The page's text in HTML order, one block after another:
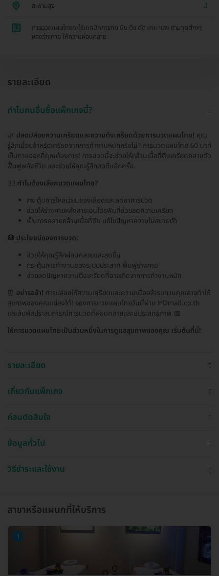
สะพานสูง
1
การนวดแผนไทยจะใช้เทคนิคการกด บีบ ดึง ดัด เคาะ ฯลฯ ตามจุดต่างๆ
ของร่างกาย ให้ความผ่อนคลาย
รายละเอียด
ทำไมคนอื่นซื้อแพ็กเกจนี้?
🌿 ปลดปล่อยความเครียดและความตึงเครียดด้วยการนวดแผนไทย! คุณ
รู้สึกเมื่อยล้าหรือเครียดจากการทำงานหนักหรือไม่? การนวดแผนไทย 60 นาที
เป็นทางออกที่คุณต้องการ! การนวดนี้จะช่วยให้กล้ามเนื้อที่ตึงเครียดคลายตัว
ฟื้นฟูพลังชีวิต และช่วยให้คุณรู้สึกสดชื่นอีกครั้ง.
💆‍♂️ ทำไมต้องเลือกนวดแผนไทย?
กระตุ้นการไหลเวียนของเลือดและลดอาการปวด
ช่วยให้ร่างกายหลั่งสารเอนโดรฟินที่ช่วยลดความเครียด
เป็นการคลายกล้ามเนื้อที่ตึง แก้ไขปัญหาความไม่สบายตัว
🏥 ประโยชน์ของการนวด:
ช่วยให้คุณรู้สึกผ่อนคลายและสดชื่น
กระตุ้นการทำงานของระบบประสาท ฟื้นฟูร่างกาย
ช่วยลดปัญหาความตึงเครียดที่อาจเกิดจากการทำงานหนัก
⏰ อย่ารอช้า! การปล่อยให้ความเครียดและความเมื่อยล้ารบกวนคุณอาจทำให้
สุขภาพของคุณแย่ลงได้! จองการนวดแผนไทยวันนี้ผ่าน HDmall.co.th
และสัมผัสประสบการณ์การนวดที่ผ่อนคลายและมีประสิทธิภาพ 📅
ให้การนวดแผนไทยเป็นส่วนหนึ่งในการดูแลสุขภาพของคุณ เริ่มต้นที่นี่!
รายละเอียด
เกี่ยวกับแพ็กเกจ
ก่อนตัดสินใจ
ข้อมูลทั่วไป
วิธีชำระและใช้งาน
สาขาหรือแผนกที่ให้บริการ
1